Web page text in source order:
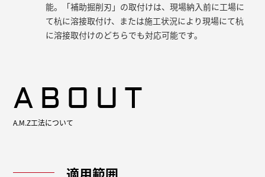
能。「補助掘削刃」の取付けは、現場納入前に工場に
て杭に溶接取付け、または施工状況により現場にて杭
に溶接取付けのどちらでも対応可能です。
ABOUT
A.M.Z工法について